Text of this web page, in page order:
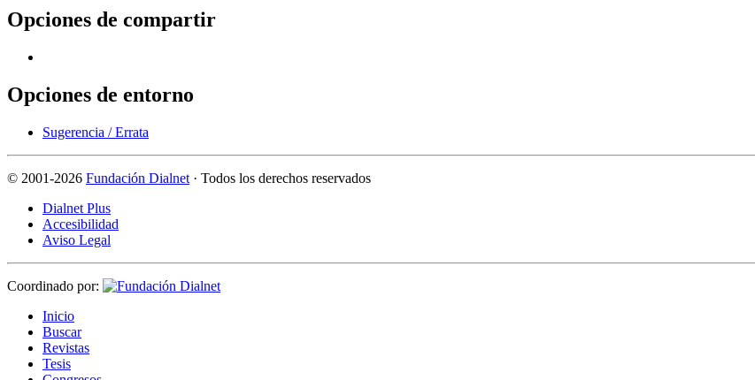
Opciones de compartir
Opciones de entorno
Sugerencia / Errata
© 2001-2026 Fundación Dialnet · Todos los derechos reservados
Dialnet Plus
Accesibilidad
Aviso Legal
Coordinado por:
Inicio
Buscar
Revistas
Tesis